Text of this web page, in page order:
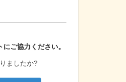
ご協力ください。
ましたか?